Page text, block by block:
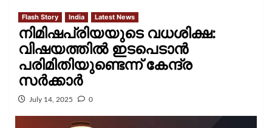
Flash Story India Latest News
നിമിഷപ്രിയയുടെ വധശിക്ഷ:
വിഷയത്തിൽ ഇടപെടാൻ
പരിമിതിയുണ്ടെന്ന് കേന്ദ്ര
സർക്കാർ
July 14, 2025 0